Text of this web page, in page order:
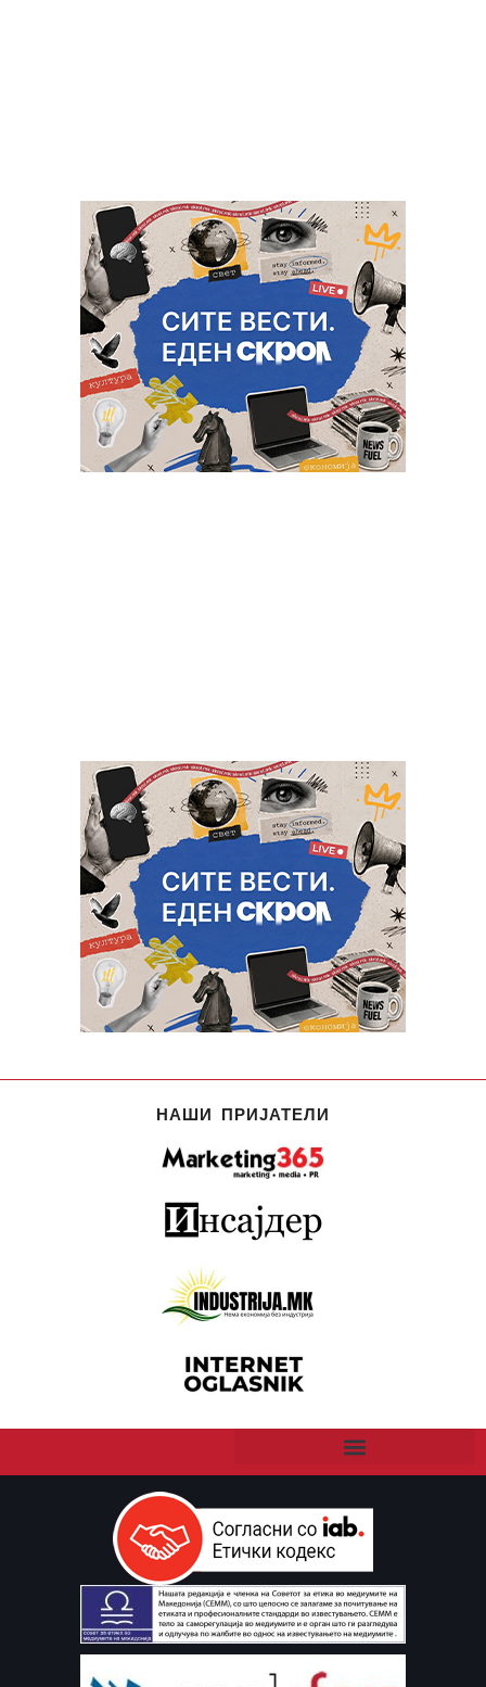
НАШИ ПРИЈАТЕЛИ